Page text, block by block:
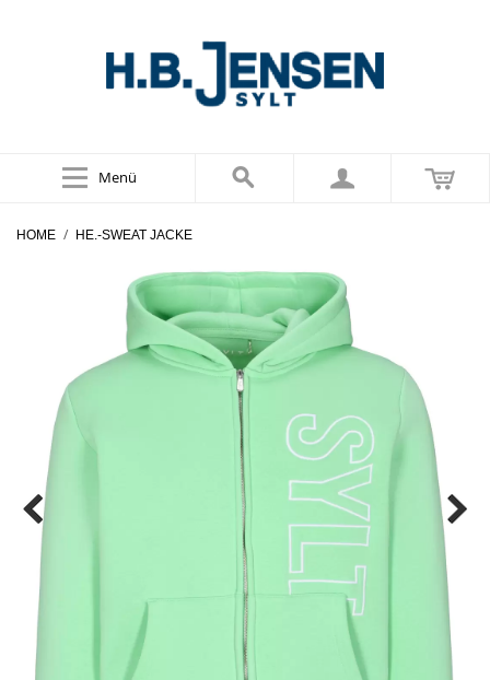
Menü
HOME / HE.-SWEAT JACKE